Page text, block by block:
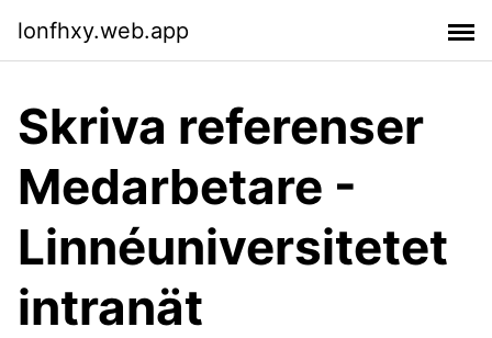
lonfhxy.web.app
Skriva referenser
Medarbetare -
Linnéuniversitetet
intranät